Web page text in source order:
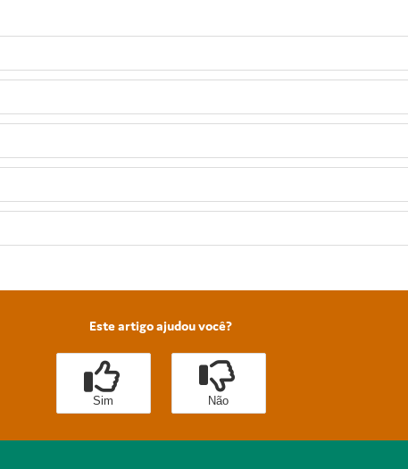
Este artigo ajudou você?
Sim Não